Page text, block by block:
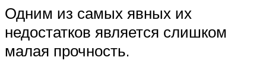
Одним из самых явных их
недостатков является слишком
малая прочность.